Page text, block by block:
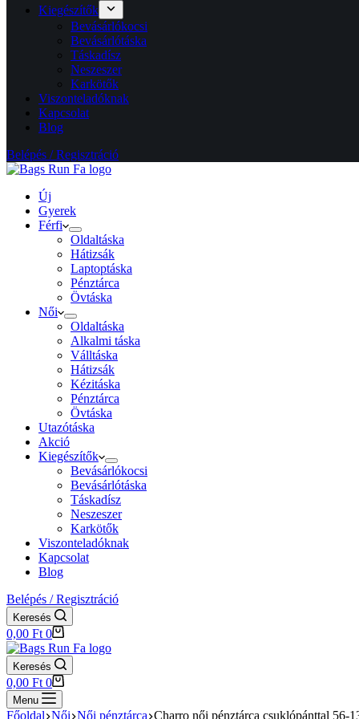
Kiegészítők
Bevásárlókocsi
Bevásárlótáska
Táskadísz
Neszeszer
Karkötők
Viszonteladóknak
Kapcsolat
Blog
Belépés / Regisztráció
Új
Gyerek
Férfi
Oldaltáska
Hátizsák
Laptoptáska
Pénztárca
Övtáska
Női
Oldaltáska
Alkalmi táska
Válltáska
Hátizsák
Kézitáska
Pénztárca
Övtáska
Utazótáska
Akció
Kiegészítők
Bevásárlókocsi
Bevásárlótáska
Táskadísz
Neszeszer
Karkötők
Viszonteladóknak
Kapcsolat
Blog
Belépés / Regisztráció
Keresés
Shopping
cart
0,00 Ft 0
Keresés
Shopping
cart
0,00 Ft 0
Menu
Főoldal Női Női pénztárca Charro női pénztárca csuklópánttal 56-